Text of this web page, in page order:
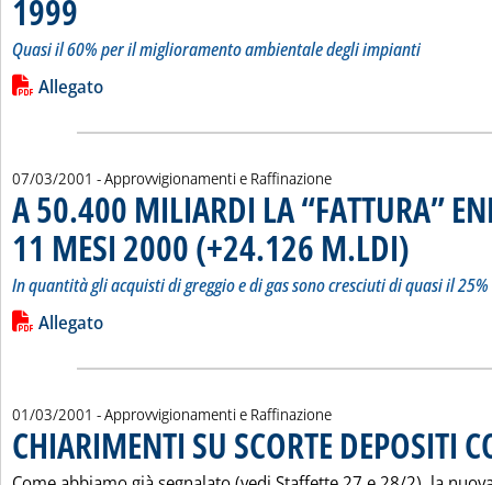
1999
Quasi il 60% per il miglioramento ambientale degli impianti
Leggi tutta la notizia: 'PETROLIO ITALIA: BOOM DI
Lista allegati PDF alla notizia
Allegato
07/03/2001 - Approvvigionamenti e Raffinazione
A 50.400 MILIARDI LA “FATTURA”
11 MESI 2000 (+24.126 M.LDI)
In quantità gli acquisti di greggio e di gas sono cresciuti di quasi il
Leggi tutta la notizia: 'A 50.400 MILIARDI LA “FATTURA”
Lista allegati PDF alla notizia
Allegato
01/03/2001 - Approvvigionamenti e Raffinazione
CHIARIMENTI SU SCORTE DEPOSITI